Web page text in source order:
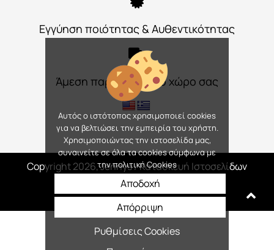
Εγγύηση ποιότητας & Αυθεντικότητας
Άμεση παράδοση στο χώρο σας
Copyright 2026, Jennys/ Κατασκευή Ιστοσελίδων
Interactive Net Solutions
Αυτός ο ιστότοπος χρησιμοποιεί cookies
για να βελτιώσει την εμπειρία του χρήστη.
Χρησιμοποιώντας την ιστοσελίδα μας,
συναινείτε σε όλα τα cookies σύμφωνα με
την πολιτική Cookies
Αποδοχή
Απόρριψη
Ρυθμίσεις Cookies